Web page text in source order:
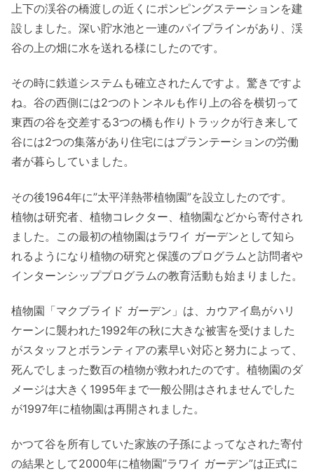
上下の渓谷の橋渡しの近くにポンピングステーションを建
設しました。深い貯水池と一連のパイプラインがあり、渓
谷の上の畑に水を送れる様にしたのです。
その時に鉄道システムも確立されたんですよ。驚きですよ
ね。谷の西側には2つのトンネルも作り上の谷を横切って
東西の谷を交差する3つの橋も作りトラックが行き来して
谷には2つの集落があり住宅にはプランテーションの労働
者が暮らしていました。
その後1964年に”太平洋熱帯植物園”を設立したのです。
植物は研究者、植物コレクター、植物園などから寄付され
ました。この最初の植物園はラワイ ガーデンとして知ら
れるようになり植物の研究と保護のプログラムと訪問者や
インターンシッププログラムの教育活動も始まりました。
植物園「マクブライド ガーデン」は、カウアイ島がハリ
ケーンに襲われた1992年の秋に大きな被害を受けました
がスタッフとボランティアの素早い対応と努力によって、
死んでしまった数百の植物が救われたのです。植物園のダ
メージは大きく1995年まで一般公開はされませんでした
が1997年に植物園は再開されました。
かつて谷を所有していた家族の子孫によってなされた寄付
の結果として2000年に植物園”ラワイ ガーデン”は正式に